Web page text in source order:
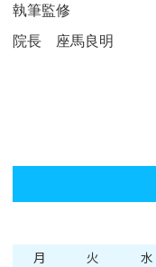
執筆監修
院長 座馬良明
月 火 水